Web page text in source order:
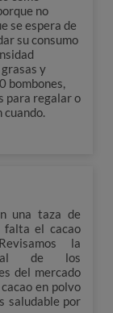
no
se espera de
su consumo
y
bombones,
para regalar o
cuando.
una taza de
falta el cacao
la
de los
del mercado
en polvo
saludable por